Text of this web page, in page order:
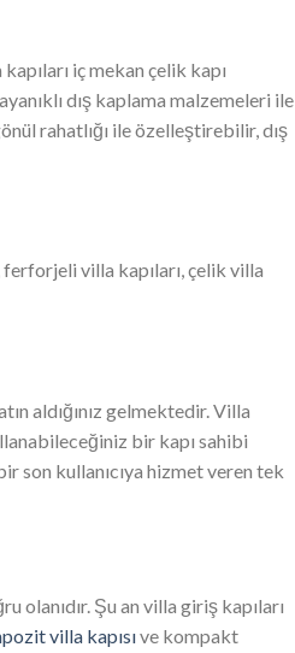
iç mekan çelik kapı
dış kaplama malzemeleri ile
rahatlığı ile özelleştirebilir, dış
villa kapıları, çelik villa
aldığınız gelmektedir. Villa
bir kapı sahibi
son kullanıcıya hizmet veren tek
olanıdır. Şu an villa giriş kapıları
villa kapısıve kompakt